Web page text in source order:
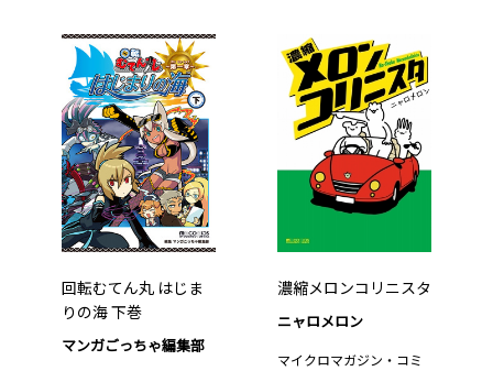
回転むてん丸 はじま
りの海 下巻
マンガごっちゃ編集部
濃縮メロンコリニスタ
ニャロメロン
マイクロマガジン・コミ